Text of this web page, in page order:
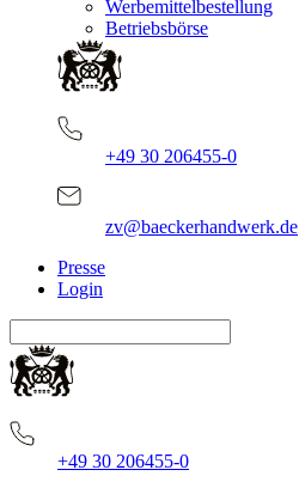
Werbemittelbestellung
Betriebsbörse
+49 30 206455-0
zv@baeckerhandwerk.de
Presse
Login
+49 30 206455-0